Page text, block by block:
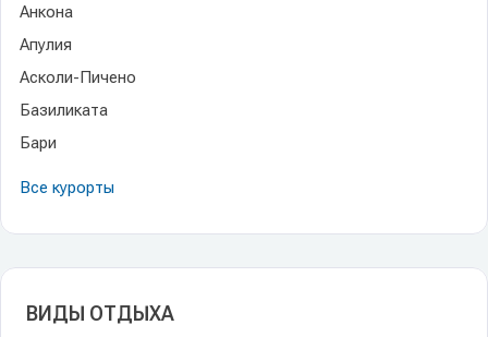
Анкона
Апулия
Асколи-Пичено
Базиликата
Бари
Все курорты
ВИДЫ ОТДЫХА